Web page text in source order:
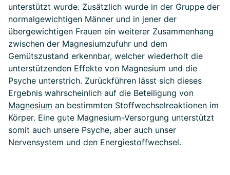
unterstützt wurde. Zusätzlich wurde in der Gruppe der
normalgewichtigen Männer und in jener der
übergewichtigen Frauen ein weiterer Zusammenhang
zwischen der Magnesiumzufuhr und dem
Gemütszustand erkennbar, welcher wiederholt die
unterstützenden Effekte von Magnesium und die
Psyche unterstrich. Zurückführen lässt sich dieses
Ergebnis wahrscheinlich auf die Beteiligung von
Magnesium an bestimmten Stoffwechselreaktionen im
Körper. Eine gute Magnesium-Versorgung unterstützt
somit auch unsere Psyche, aber auch unser
Nervensystem und den Energiestoffwechsel.